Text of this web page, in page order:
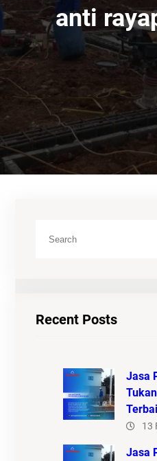
anti
Recent Posts
Jasa
13
Jasa